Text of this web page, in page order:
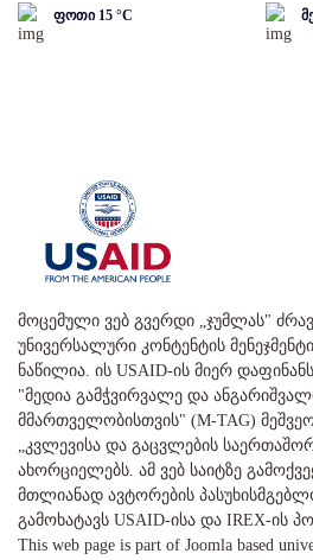
ფოთი 15 °C
მოცემული ვებ გვერდი „ჯუმლას"
უნივერსალური კონტენტის
ნაწილია. ის USAID-ის მიერ
"მედია გამჭვირვალე და
მმართველობისთვის" (M-TAG)
„კვლევისა და გაცვლების
ახორციელებს. ამ ვებ საიტზე
მთლიანად ავტორების
გამოხატავს USAID-ისა და IREX-ის
This web page is part of Joomla based